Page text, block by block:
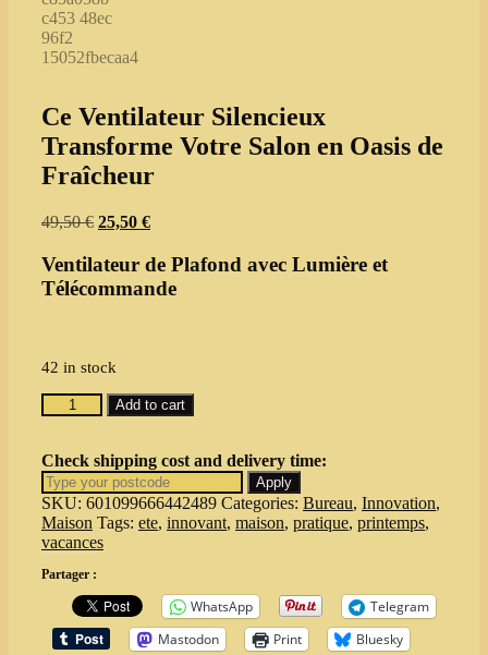
Ce Ventilateur Silencieux
Transforme Votre Salon en Oasis de
Fraîcheur
49,50€ Original
was:
25,50 €Current
is:
25,50 €.
Ventilateur de Plafond avec Lumière et
Télécommande
42 in stock
Ce
Ventilateur
Transforme
Votre
Salon
en
Oasis
de
Fraîcheur
quantity
Add to cart
Check shipping cost and delivery time:
Apply
SKU: 601099666442489 Categories: Bureau, Innovation,
Maison Tags: ete, innovant, maison, pratique, printemps,
vacances
Partager :
WhatsApp
Telegram
Mastodon
Print
Bluesky